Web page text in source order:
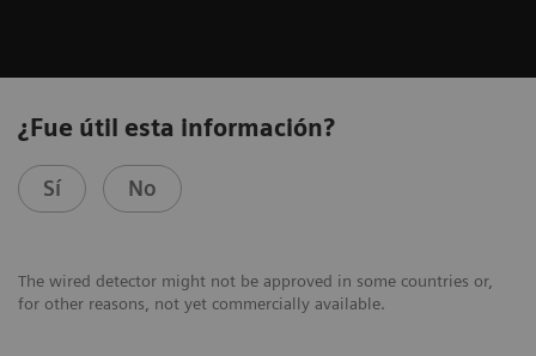
¿Fue útil esta información?
Sí No
The wired detector might not be approved in some countries or,
for other reasons, not yet commercially available.